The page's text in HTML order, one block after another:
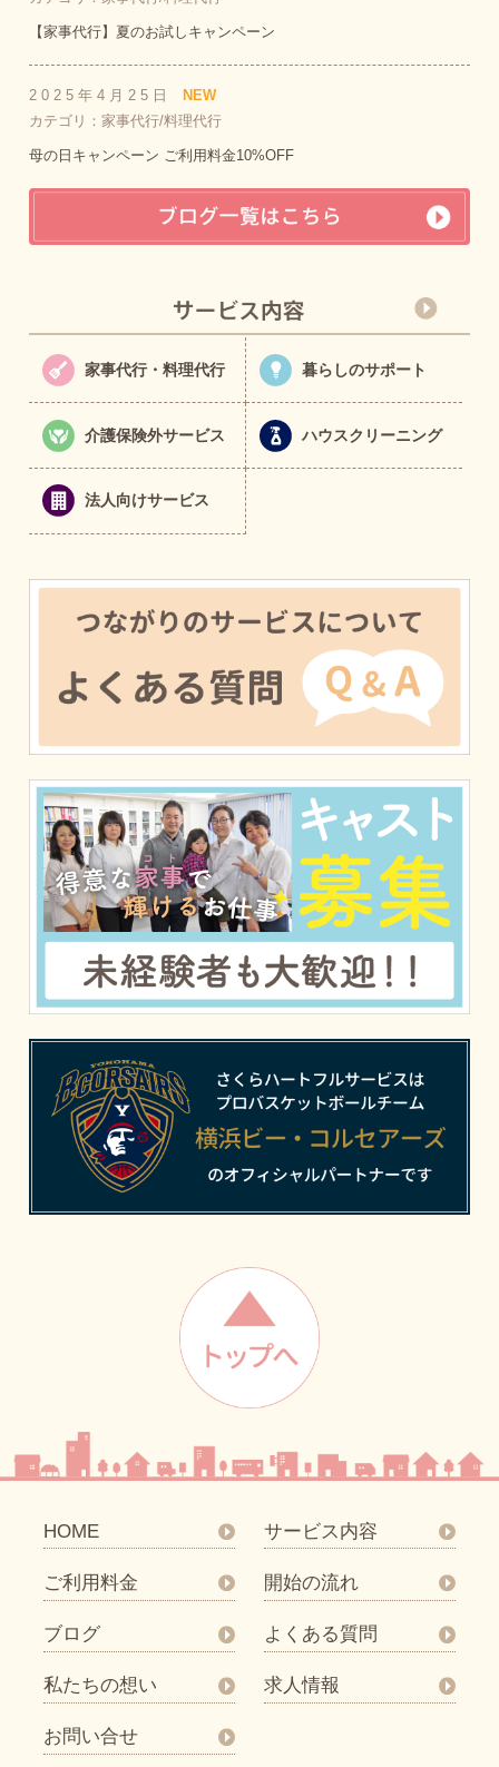
【家事代行】夏のお試しキャンペーン
2025年4月25日
NEW
カテゴリ：家事代行/料理代行
母の日キャンペーン ご利用料金10%OFF
家事代行・料理代行 暮らしのサポート
介護保険外サービス ハウスクリーニング
法人向けサービス
HOME サービス内容
ご利用料金 開始の流れ
ブログ よくある質問
私たちの想い 求人情報
お問い合せ